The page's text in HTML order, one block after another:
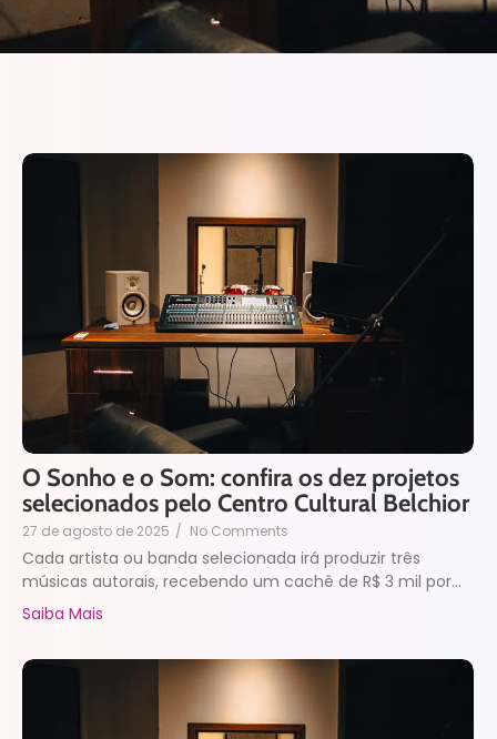
O Sonho e o Som: confira os dez projetos
selecionados pelo Centro Cultural Belchior
27 de agosto de 2025 / No Comments
Cada artista ou banda selecionada irá produzir três
músicas autorais, recebendo um cachê de R$ 3 mil por...
Saiba Mais